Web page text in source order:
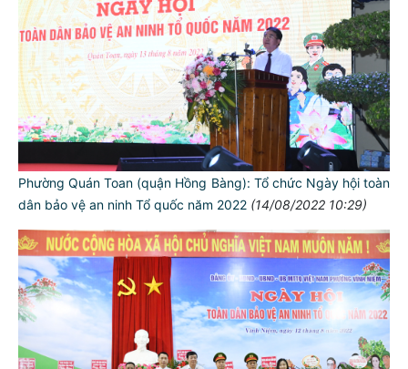
Phường Quán Toan (quận Hồng Bàng): Tổ chức Ngày hội toàn
dân bảo vệ an ninh Tổ quốc năm 2022 (14/08/2022 10:29)